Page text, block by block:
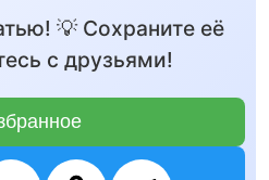
💡 Сохраните её
с друзьями!